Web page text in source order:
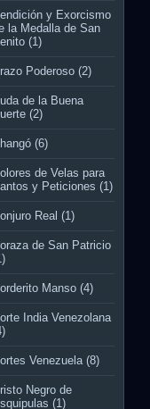
y Exorcismo
la Medalla de San
(1)
Poderoso (2)
de la Buena
(2)
(6)
de Velas para
y Peticiones (1)
Real (1)
de San Patricio
Manso (4)
India Venezolana
Venezuela (8)
Negro de
(1)